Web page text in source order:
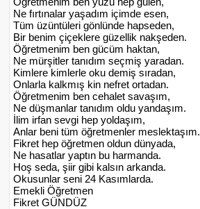
Ne fırtınalar yaşadım içimde esen,
Tüm üzüntüleri gönlünde hapseden,
Bir benim çiçeklere güzellik nakşeden.
Öğretmenim ben gücüm haktan,
Ne mürşitler tanıdım seçmiş yaradan.
Kimlere kimlerle oku demiş sıradan,
Onlarla kalkmış kin nefret ortadan.
Öğretmenim ben cehalet savaşım,
Ne düşmanlar tanıdım oldu yandaşım.
İlim irfan sevgi hep yoldaşım,
Anlar beni tüm öğretmenler meslektaşım.
Fikret hep öğretmen oldun dünyada,
Ne hasatlar yaptın bu harmanda.
Hoş seda, şiir gibi kalsın arkanda.
Okusunlar seni 24 Kasımlarda.
Emekli Öğretmen
Fikret GÜNDÜZ